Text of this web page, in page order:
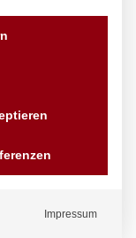
Impressum